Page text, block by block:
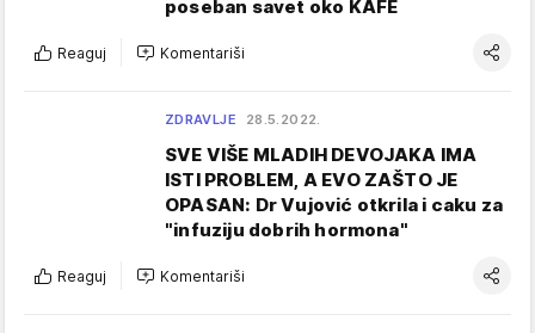
poseban savet oko KAFE
Reaguj Komentariši
ZDRAVLJE 28.5.2022.
SVE VIŠE MLADIH DEVOJAKA IMA
ISTI PROBLEM, A EVO ZAŠTO JE
OPASAN: Dr Vujović otkrila i caku za
"infuziju dobrih hormona"
Reaguj Komentariši